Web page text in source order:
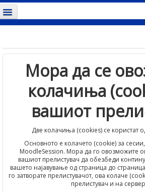
Мора да се
колачиња
вашиот
Две колачиња (cookies) се користат
Основното е колачето (cookie) за
MoodleSession. Мора да го овозможите
вашиот прелистувач да обезбеди
вашето најавување од страница до
го затворате прелистувачот, ова колаче
прелистувач и на